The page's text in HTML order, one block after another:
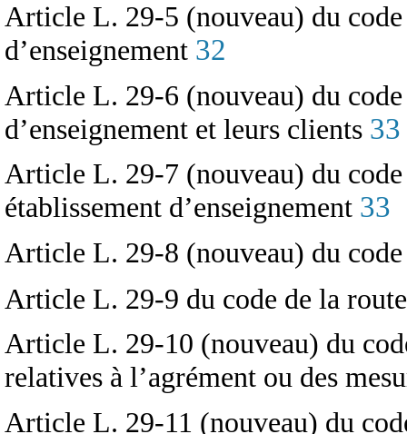
Article L. 29-5 (nouveau) du
d’enseignement 32
Article L. 29-6 (nouveau) du
d’enseignement et leurs clients 33
Article L. 29-7 (nouveau) du
établissement d’enseignement 33
Article L. 29-8 (nouveau) du
Article L. 29-9 du code de la
Article L. 29-10 (nouveau) du
relatives à l’agrément ou des
Article L. 29-11 (nouveau) du